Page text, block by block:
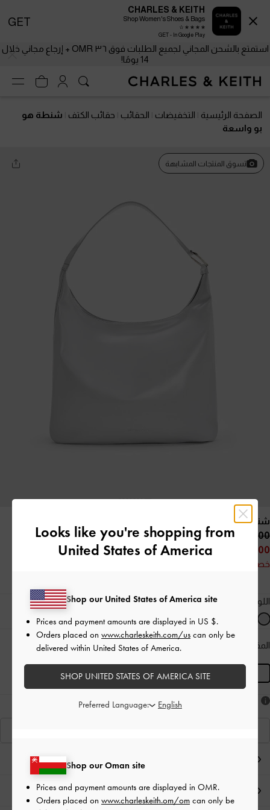
استمتع بالشحن المجاني لجميع الطلبات فوق ٣٦ OMR + إرجاع مجاني خلال
14 يومًا!
الصفحة الرئيسية التخفيضات الحقائب حقائب الكتف
شنطة هو
بو واسعة
تسوق المنتجات المشابهة
شنطة هوبو واسعة
50.00 OMR
25.00 OMR
خصم 50%
اللون:
المقاس: المنتج غير متوفر حاليًا دليل المقاسات
هل أعجبكَ ما رأيت؟
تفاصيل المنتج وتعليمات العناية
CHARLES & KEITH
Shop Women's Shoes & Bags
GET - In Google Play
GET
Looks like you're shopping from
United States of America
Shop our Oman site
Prices and payment amounts are displayed in OMR.
Orders placed on www.charleskeith.om/om can only be
Shop our United States of America site
Prices and payment amounts are displayed in US $.
Orders placed on www.charleskeith.com/us can only be
delivered within United States of America.
SHOP UNITED STATES OF AMERICA SITE
Preferred Language: